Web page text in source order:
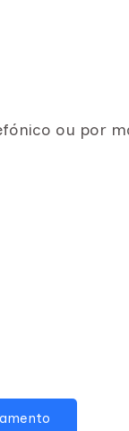
ou por